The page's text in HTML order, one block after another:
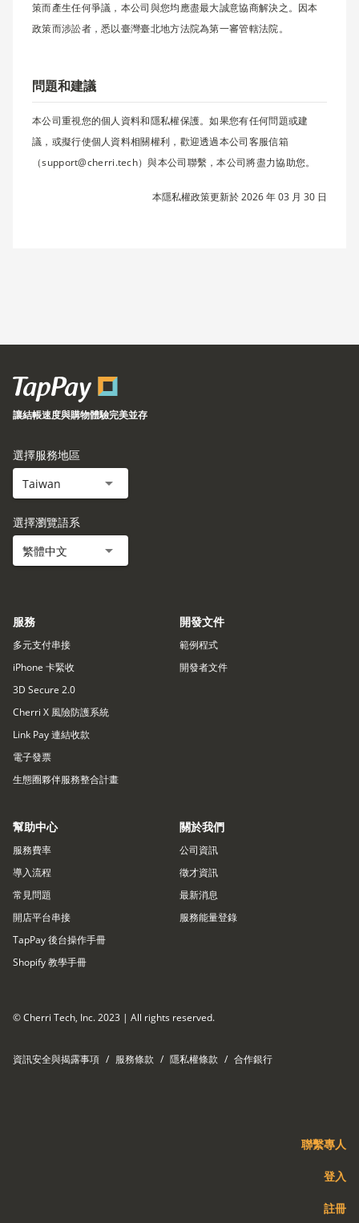
策而產生任何爭議，本公司與您均應盡最大誠意協商解決之。因本
政策而涉訟者，悉以臺灣臺北地方法院為第一審管轄法院。
問題和建議
本公司重視您的個人資料和隱私權保護。如果您有任何問題或建
議，或擬行使個人資料相關權利，歡迎透過本公司客服信箱
（support@cherri.tech）與本公司聯繫，本公司將盡力協助您。
本隱私權政策更新於 2026 年 03 月 30 日
讓結帳速度與購物體驗完美並存
選擇服務地區
Taiwan
選擇瀏覽語系
繁體中文
服務
多元支付串接
iPhone 卡緊收
3D Secure 2.0
Cherri X 風險防護系統
Link Pay 連結收款
電子發票
生態圈夥伴服務整合計畫
開發文件
範例程式
開發者文件
幫助中心
服務費率
導入流程
常見問題
開店平台串接​
TapPay 後台操作手冊
Shopify 教學手冊
關於我們
公司資訊
徵才資訊
最新消息
服務能量登錄
© Cherri Tech, Inc. 2023 | All rights reserved.
資訊安全與揭露事項 / 服務條款 / 隱私權條款 / 合作銀行
聯繫專人
登入
註冊